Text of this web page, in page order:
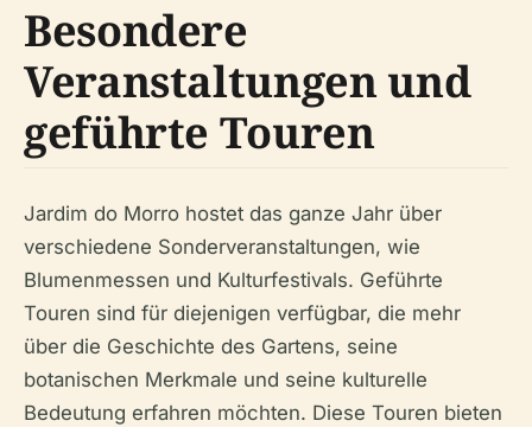
Besondere
Veranstaltungen und
geführte Touren
Jardim do Morro hostet das ganze Jahr über
verschiedene Sonderveranstaltungen, wie
Blumenmessen und Kulturfestivals. Geführte
Touren sind für diejenigen verfügbar, die mehr
über die Geschichte des Gartens, seine
botanischen Merkmale und seine kulturelle
Bedeutung erfahren möchten. Diese Touren bieten